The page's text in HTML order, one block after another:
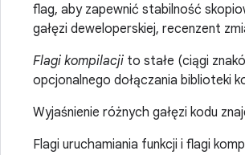
flag, aby zapewnić stabilność
gałęzi deweloperskiej, recenzent
Flagi kompilacji to stałe (ciągi
opcjonalnego dołączania biblioteki
Wyjaśnienie różnych gałęzi kodu
Flagi uruchamiania funkcji i flagi